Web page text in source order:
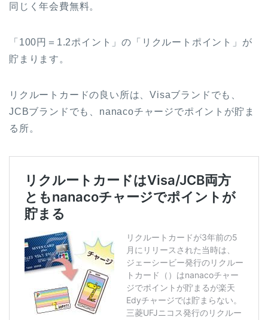
同じく年会費無料。
「100円＝1.2ポイント」の「リクルートポイント」が
貯まります。
リクルートカードの良い所は、Visaブランドでも、
JCBブランドでも、nanacoチャージでポイントが貯ま
る所。